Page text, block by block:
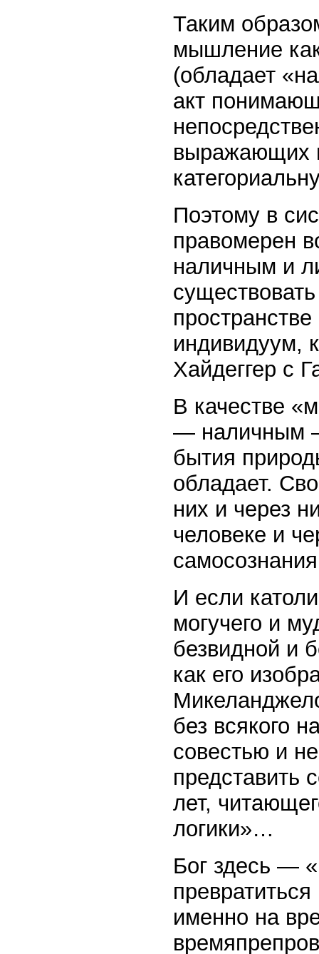
Таким
мышление
(обладает
акт
выражающих
Поэтому в
правомерен
наличным и
индивидуум,
Хайдеггер с
В качестве
— наличным
бытия
обладает.
них и через
человеке и
И если
могучего и
безвидной и
как его
без всякого
совестью и
представить
лет,
логики»…
Бог здесь —
именно на